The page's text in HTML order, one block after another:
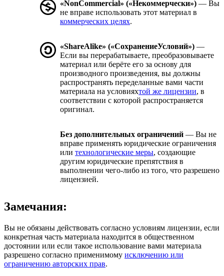
«NonCommercial» («Некоммерчески») — Вы
не вправе использовать этот материал в
коммерческих целях.
«ShareAlike» («СохранениеУсловий») —
Если вы перерабатываете, преобразовываете
материал или берёте его за основу для
производного произведения, вы должны
распространять переделанные вами части
материала на условияхтой же лицензии, в
соответствии с которой распространяется
оригинал.
Без дополнительных ограничений — Вы не
вправе применять юридические ограничения
или технологические меры, создающие
другим юридические препятствия в
выполнении чего-либо из того, что разрешено
лицензией.
Замечания:
Вы не обязаны действовать согласно условиям лицензии, если
конкретная часть материала находится в общественном
достоянии или если такое использование вами материала
разрешено согласно применимому исключению или
ограничению авторских прав.